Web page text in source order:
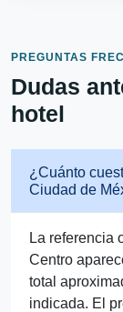
PREGUNTAS
Dudas
hotel
¿Cuánto
Ciudad de
La referencia
Centro
total
indicada. El